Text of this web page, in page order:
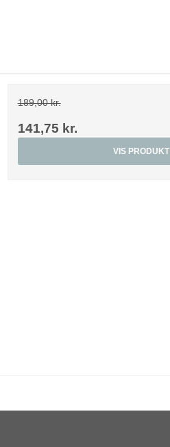
189,00 kr.
141,75 kr.
VIS PRODUKT